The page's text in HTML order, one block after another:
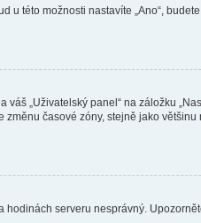
u této možnosti nastavíte „Ano“,
„Uživatelský panel“ na záložku
časové zóny, stejně jako
serveru nesprávný.